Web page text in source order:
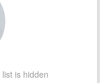
is hidden